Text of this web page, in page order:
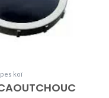
koï
à
48,75 €
variations.
Les
être
choisies